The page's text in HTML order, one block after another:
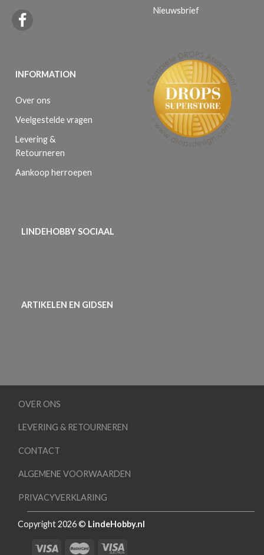
INFORMATION
Over ons
Veelgestelde vragen
Levering &
Retourneren
Aankoop herroepen
Nieuwsbrief
LINDEHOBBY SOCIAAL
ARTIKELEN EN GIDSEN
OVER ONS
LEVERING & RETOURNEREN
CONTACT
ALGEMENE VOORWAARDEN
PRIVACYVERKLARING
Copyright 2026 © LindeHobby.nl